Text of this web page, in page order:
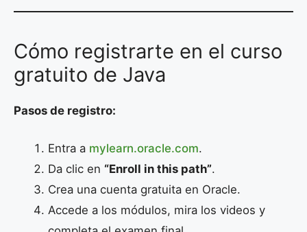
Cómo registrarte en el curso
gratuito de Java
Pasos de registro:
Entra a mylearn.oracle.com.
Da clic en “Enroll in this path”.
Crea una cuenta gratuita en Oracle.
Accede a los módulos, mira los videos y